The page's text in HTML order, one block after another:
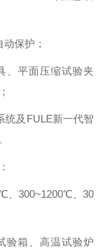
保护；
平面压缩试验夹
；
统及FULE新一代智
：
、300~1200℃、30
验箱、高温试验炉